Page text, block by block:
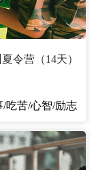
令营（14天）
/吃苦/心智/励志